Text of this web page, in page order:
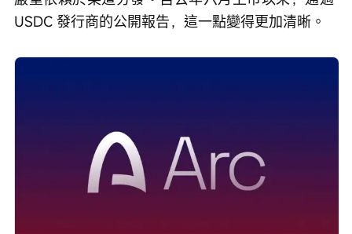
USDC 發行商的公開報告，這一點變得更加清晰。